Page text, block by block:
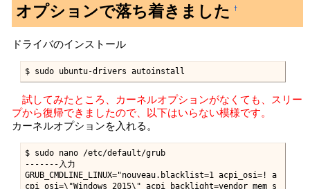
オプションで落ち着きました
†
ドライバのインストール
$ sudo ubuntu-drivers autoinstall
試してみたところ、カーネルオプションがなくても、スリー
プから復帰できましたので、以下はいらない模様です。
カーネルオプションを入れる。
$ sudo nano /etc/default/grub
-------入力
GRUB_CMDLINE_LINUX="nouveau.blacklist=1 acpi_osi=! a
cpi_osi=\"Windows 2015\" acpi_backlight=vendor mem_s